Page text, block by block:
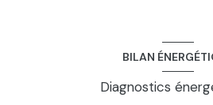
faudra être un peu patient pour
avantage ? La maison repart pour de
garantie décennale, un nouveau
choisir, de nouvelles peinture et une
BILAN
Diagnostics